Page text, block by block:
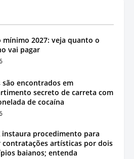
mínimo 2027: veja quanto o
vai pagar
são encontrados em
secreto de carreta com
de cocaína
instaura procedimento para
contratações artísticas por dois
baianos; entenda